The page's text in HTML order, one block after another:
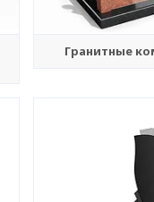
Гранитные